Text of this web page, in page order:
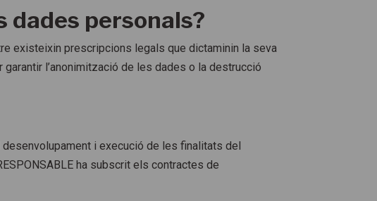
dades personals?
existeixin prescripcions legals que dictaminin la seva
l’anonimització de les dades o la destrucció
i execució de les finalitats del
ha subscrit els contractes de